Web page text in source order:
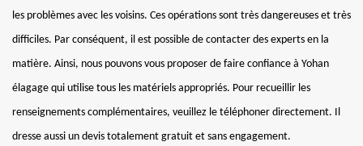
les problèmes avec les voisins. Ces opérations sont très dangereuses et très
difficiles. Par conséquent, il est possible de contacter des experts en la
matière. Ainsi, nous pouvons vous proposer de faire confiance à Yohan
élagage qui utilise tous les matériels appropriés. Pour recueillir les
renseignements complémentaires, veuillez le téléphoner directement. Il
dresse aussi un devis totalement gratuit et sans engagement.